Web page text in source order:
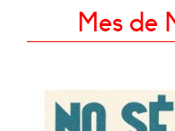
Mes de